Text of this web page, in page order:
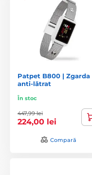
Patpet B800 | Zgarda
anti-lătrat
În stoc
447,99 lei
224,00 lei
Compară